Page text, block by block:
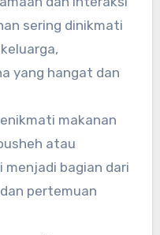
sering dinikmati
yang hangat dan
makanan
atau
menjadi bagian dari
pertemuan